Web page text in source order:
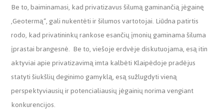
Be to, baiminamasi, kad privatizavus šilumą gaminančią jėgainę
‚Geotermą“, gali nukentėti ir šilumos vartotojai. Liūdna patirtis
rodo, kad privatininkų rankose esančių įmonių gaminama šiluma
įprastai brangesnė. Be to, viešoje erdvėje diskutuojama, esą itin
aktyviai apie privatizavimą imta kalbėti Klaipėdoje pradėjus
statyti šiukšlių deginimo gamyklą, esą sužlugdyti vieną
perspektyviausių ir potencialiausių jėgainių norima vengiant
konkurencijos.